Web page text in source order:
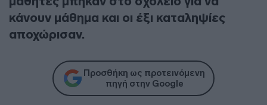
κάνουν μάθημα και οι έξι καταληψίες
αποχώρισαν.
Προσθήκη ως προτεινόμενη
πηγή στην Google